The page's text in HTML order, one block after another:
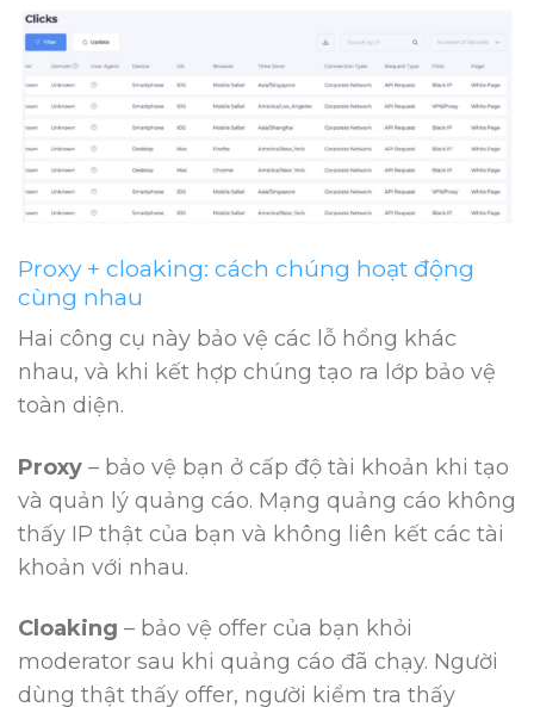
Proxy + cloaking: cách chúng hoạt động
cùng nhau
Hai công cụ này bảo vệ các lỗ hổng khác
nhau, và khi kết hợp chúng tạo ra lớp bảo vệ
toàn diện.
Proxy – bảo vệ bạn ở cấp độ tài khoản khi tạo
và quản lý quảng cáo. Mạng quảng cáo không
thấy IP thật của bạn và không liên kết các tài
khoản với nhau.
Cloaking – bảo vệ offer của bạn khỏi
moderator sau khi quảng cáo đã chạy. Người
dùng thật thấy offer, người kiểm tra thấy